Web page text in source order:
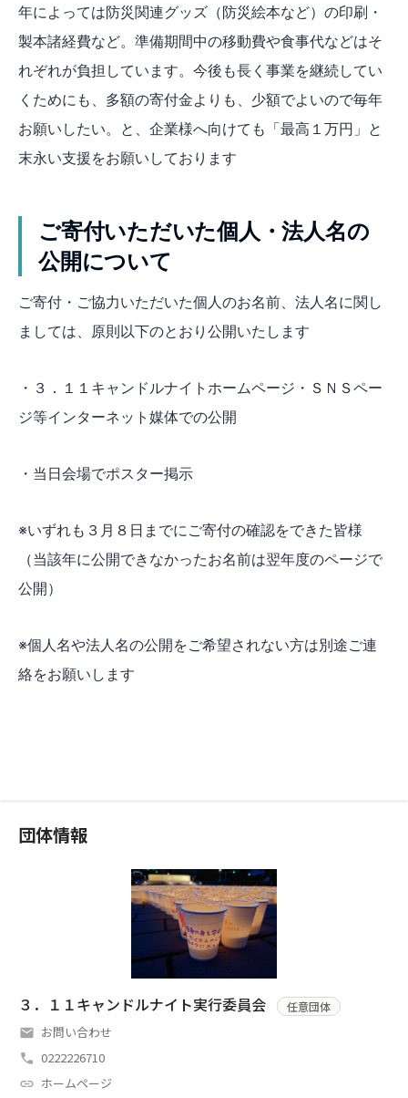
年によっては防災関連グッズ（防災絵本など）の印刷・
製本諸経費など。準備期間中の移動費や食事代などはそ
れぞれが負担しています。今後も長く事業を継続してい
くためにも、多額の寄付金よりも、少額でよいので毎年
お願いしたい。と、企業様へ向けても「最高１万円」と
末永い支援をお願いしております
ご寄付いただいた個人・法人名の
公開について
ご寄付・ご協力いただいた個人のお名前、法人名に関し
ましては、原則以下のとおり公開いたします
・３．１１キャンドルナイトホームページ・ＳＮＳペー
ジ等インターネット媒体での公開
・当日会場でポスター掲示
※いずれも３月８日までにご寄付の確認をできた皆様
（当該年に公開できなかったお名前は翌年度のページで
公開）
※個人名や法人名の公開をご希望されない方は別途ご連
絡をお願いします
団体情報
３．１１キャンドルナイト実行委員会 任意団体
お問い合わせ
0222226710
ホームページ